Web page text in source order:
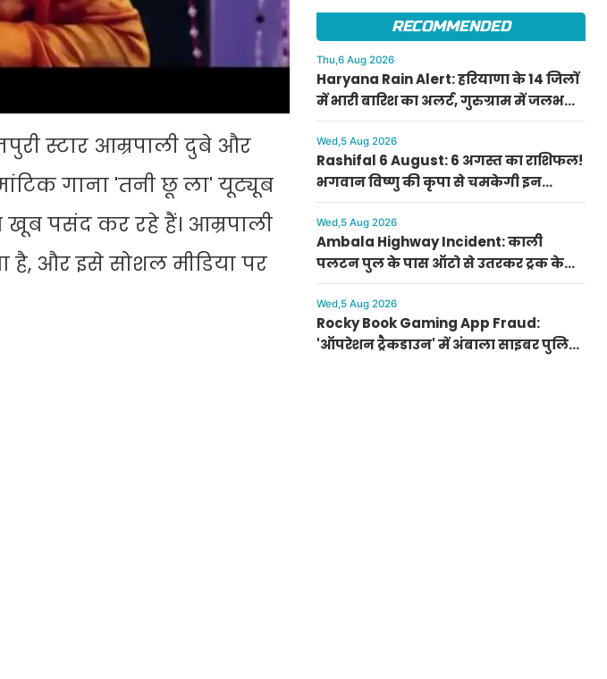
स्टार आम्रपाली दुबे और
गाना 'तनी छू ला' यूट्यूब
खूब पसंद कर रहे हैं। आम्रपाली
है, और इसे सोशल मीडिया पर
RECOMMENDED
Thu,6 Aug 2026
Haryana Rain Alert: हरियाणा के 14 जिलों
में भारी बारिश का अलर्ट, गुरुग्राम में जलभराव
के चलते WFH की अपील
Wed,5 Aug 2026
Rashifal 6 August: 6 अगस्त का राशिफल!
भगवान विष्णु की कृपा से चमकेगी इन
राशियों की किस्मत, जानें अपनी राशि का हाल
Wed,5 Aug 2026
Ambala Highway Incident: काली
पलटन पुल के पास ऑटो से उतरकर ट्रक के
आगे कूदा युवक, दोनों टांगों में गंभीर फ्रैक्चर
Wed,5 Aug 2026
Rocky Book Gaming App Fraud:
'ऑपरेशन ट्रैकडाउन' में अंबाला साइबर पुलिस